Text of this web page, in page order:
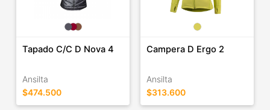
Tapado C/C D Nova 4
Ansilta
$474.500
Campera D Ergo 2
Ansilta
$313.600